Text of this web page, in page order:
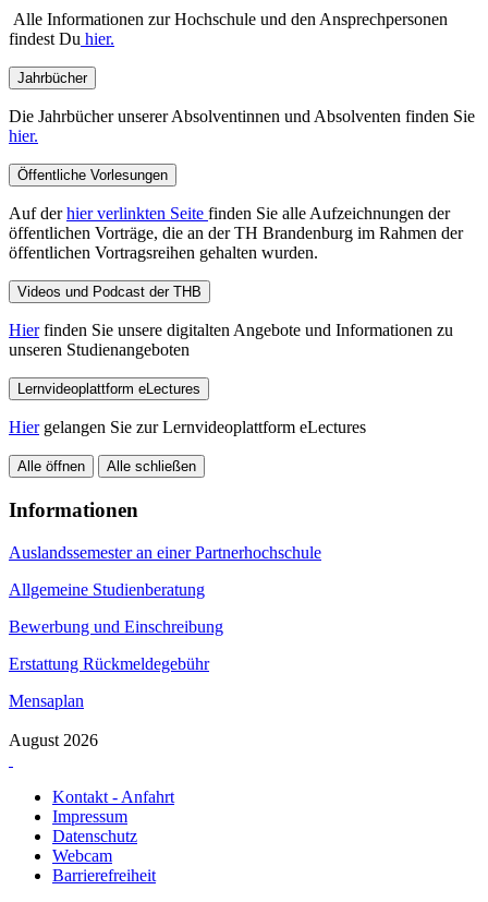
Alle Informationen zur Hochschule und den Ansprechpersonen
findest Du hier.
Jahrbücher
Die Jahrbücher unserer Absolventinnen und Absolventen finden Sie
hier.
Öffentliche Vorlesungen
Auf derhier verlinkten Seite finden Sie alle Aufzeichnungen der
öffentlichen Vorträge, die an der TH Brandenburg im Rahmen der
öffentlichen Vortragsreihen gehalten wurden.
Videos und Podcast der THB
Hierfinden Sie unsere digitalten Angebote und Informationen zu
unseren Studienangeboten
Lernvideoplattform eLectures
Hiergelangen Sie zur Lernvideoplattform eLectures
Alle öffnen Alle schließen
Informationen
Auslandssemester an einer Partnerhochschule
Allgemeine Studienberatung
Bewerbung und Einschreibung
Erstattung Rückmeldegebühr
Mensaplan
August 2026
Kontakt - Anfahrt
Impressum
Datenschutz
Webcam
Barrierefreiheit